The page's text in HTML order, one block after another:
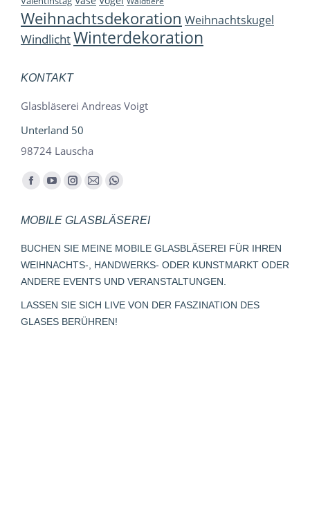
Weihnachtsdekoration Weihnachtskugel
WindlichtWinterdekoration
KONTAKT
Glasbläserei Andreas Voigt
Unterland 50
98724 Lauscha
Finden Sie uns auf:
Facebook
opens
in
new
window
YouTube
opens
in
new
window
Instagram
opens
in
new
window
E-
page
opens
in
new
Whatsapp
opens
in
new
window
MOBILE GLASBLÄSEREI
BUCHEN SIE MEINE MOBILE GLASBLÄSEREI FÜR IHREN
WEIHNACHTS-, HANDWERKS- ODER KUNSTMARKT ODER
ANDERE EVENTS UND VERANSTALTUNGEN.
LASSEN SIE SICH LIVE VON DER FASZINATION DES
GLASES BERÜHREN!